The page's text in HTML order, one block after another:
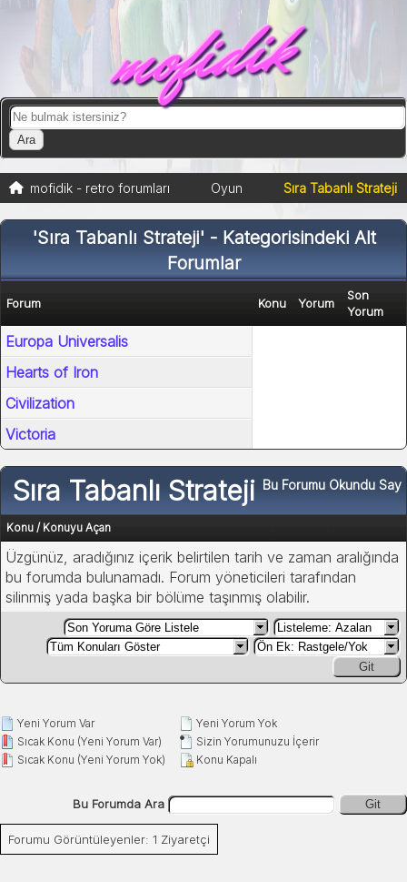
mofidik
mofidik - retro forumları Oyun Sıra Tabanlı Strateji
'Sıra Tabanlı Strateji' - Kategorisindeki Alt
Forumlar
Forum Konu Yorum
Son
Yorum
Europa Universalis
Hearts of Iron
Civilization
Victoria
Bu Forumu Okundu Say
Sıra Tabanlı Strateji
Konu / Konuyu Açan
Üzgünüz, aradığınız içerik belirtilen tarih ve zaman aralığında
bu forumda bulunamadı. Forum yöneticileri tarafından
silinmiş yada başka bir bölüme taşınmış olabilir.
Git
Yeni Yorum Var
Sıcak Konu (Yeni Yorum Var)
Sıcak Konu (Yeni Yorum Yok)
Yeni Yorum Yok
Sizin Yorumunuzu İçerir
Konu Kapalı
Bu Forumda Ara Git
Forumu Görüntüleyenler: 1 Ziyaretçi